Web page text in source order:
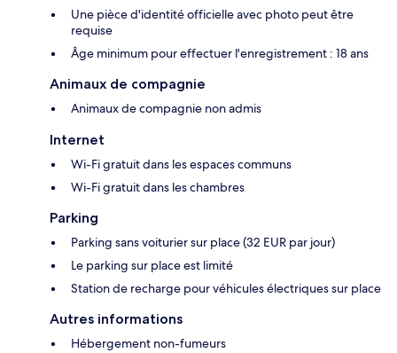
Une pièce d'identité officielle avec photo peut être
requise
Âge minimum pour effectuer l'enregistrement : 18 ans
Animaux de compagnie
Animaux de compagnie non admis
Internet
Wi-Fi gratuit dans les espaces communs
Wi-Fi gratuit dans les chambres
Parking
Parking sans voiturier sur place (32 EUR par jour)
Le parking sur place est limité
Station de recharge pour véhicules électriques sur place
Autres informations
Hébergement non-fumeurs